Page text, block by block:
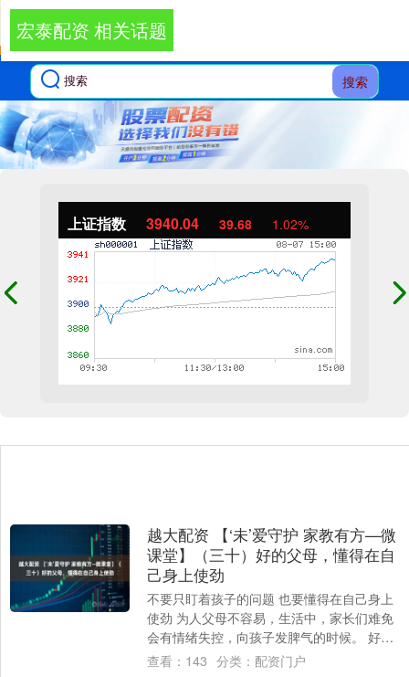
搜索
上证指数 3940.04 39.68 1.02%
宏泰配资 相关话题
越大配资 【‘未’爱守护 家教有方—微
课堂】（三十）好的父母，懂得在自
己身上使劲
不要只盯着孩子的问题 也要懂得在自己身上
使劲 为人父母不容易，生活中，家长们难免
会有情绪失控，向孩子发脾气的时候。 好的
父母，懂得让负面情绪及时刹车，静下心来
查看： 143 分类： 配资门户